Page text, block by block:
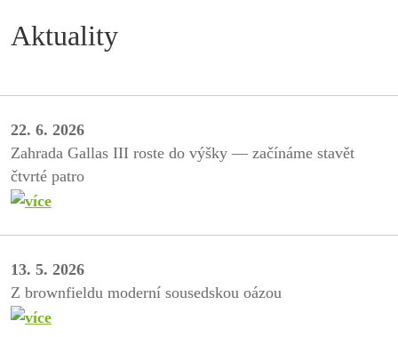
Aktuality
22. 6. 2026
Zahrada Gallas III roste do výšky — začínáme stavět
čtvrté patro
13. 5. 2026
Z brownfieldu moderní sousedskou oázou